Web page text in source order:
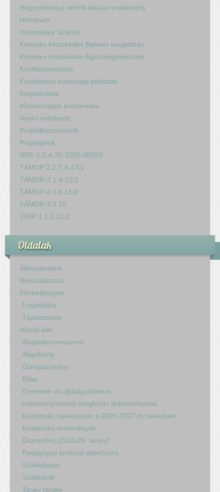
Hagyománnyá tehető iskolai rendezvény
Hírfolyam
Informatika Szakkör
Komplex közlekedés Baleset megelőzés
Komplex közlekedés Egészségfejlesztés
Konfliktuskezelés
Közlekedés biztonsági pályázat
Kutyaterápia
Mindennapos testnevelés
Nyelvi vetélkedő
Projektbeszámolók
Projektjeink
RRF-1.2.4-25-2025-00053
TÁMOP 2.2.7.A-13/1
TÁMOP-3.1.4-12/2
TÁMOP-3.1.6-11/2
TÁMOP-3.3.15.
TIOP-1.1.1-12/1
Oldalak
Állásajánlatok
Bemutatkozás
Elérhetőségek
Fogadóóra
Tájékoztatás
Iskolai élet
Alapdokumentumok
Alapítvány
Diákigazolvány
Étlap
Gyermek- és ifjúságvédelem
Intézményvezetői megbízás dokumentumai
Középfokú beiskolázás a 2026-2027-ös tanévben
Középfokú eredmények
Órarendek (2025/26. tanév)
Pedagógiai szakmai ellenőrzés
Szakképzés
Szakkörök
Tanév rendje